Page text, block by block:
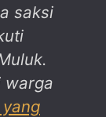
saksi
warga